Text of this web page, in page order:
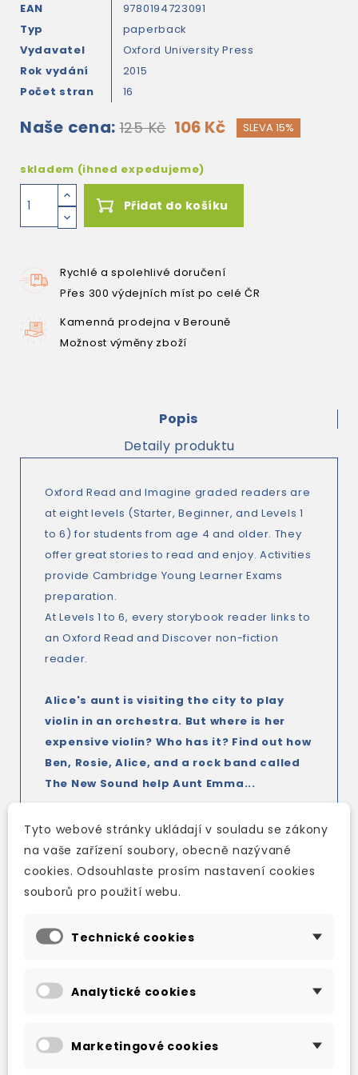
EAN
9780194723091
Typ
paperback
Vydavatel
Oxford University Press
Rok vydání
2015
Počet stran
16
Naše cena: 125 Kč 106 Kč SLEVA 15%
skladem (ihned expedujeme)
Přidat do košíku
Rychlé a spolehlivé doručení
Přes 300 výdejních míst po celé ČR
Kamenná prodejna v Berouně
Možnost výměny zboží
Popis
Detaily produktu
Oxford Read and Imagine graded readers are
at eight levels (Starter, Beginner, and Levels 1
to 6) for students from age 4 and older. They
offer great stories to read and enjoy. Activities
provide Cambridge Young Learner Exams
preparation.
At Levels 1 to 6, every storybook reader links to
an Oxford Read and Discover non-fiction
reader.
Alice's aunt is visiting the city to play
violin in an orchestra. But where is her
expensive violin? Who has it? Find out how
Ben, Rosie, Alice, and a rock band called
The New Sound help Aunt Emma...
Audio in a choice of American and British
English is available for every reader.
At Levels 1 to 6, audio is availablein CD / mp3
audio download packs
TAKÉ DOPORUČUJEME
Tyto webové stránky ukládají v souladu se zákony
na vaše zařízení soubory, obecně nazývané
cookies. Odsouhlaste prosím nastavení cookies
souborů pro použití webu.
Technické cookies
Analytické cookies
Marketingové cookies